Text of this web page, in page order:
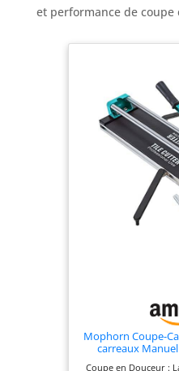
et performance de coupe
Mophorn Coupe-
carreaux
Coupe en Douceur :